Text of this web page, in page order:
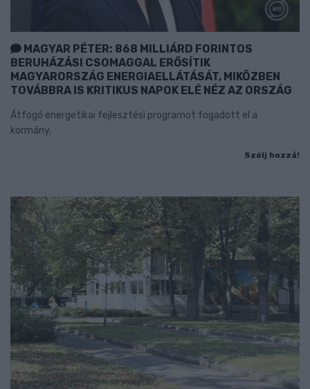
MAGYAR PÉTER: 868 MILLIÁRD FORINTOS
BERUHÁZÁSI CSOMAGGAL ERŐSÍTIK
MAGYARORSZÁG ENERGIAELLÁTÁSÁT, MIKÖZBEN
TOVÁBBRA IS KRITIKUS NAPOK ELÉ NÉZ AZ ORSZÁG
Átfogó energetikai fejlesztési programot fogadott el a
kormány.
Szólj hozzá!